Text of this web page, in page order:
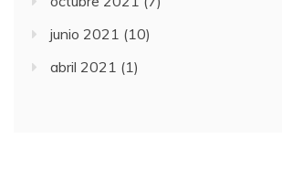
junio 2021 (10)
abril 2021 (1)